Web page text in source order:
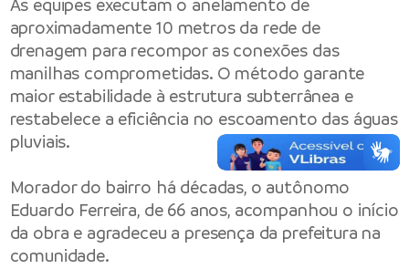
As equipes executam o anelamento de
aproximadamente 10 metros da rede de
drenagem para recompor as conexões das
manilhas comprometidas. O método garante
maior estabilidade à estrutura subterrânea e
restabelece a eficiência no escoamento das águas
pluviais.
Morador do bairro há décadas, o autônomo
Eduardo Ferreira, de 66 anos, acompanhou o início
da obra e agradeceu a presença da prefeitura na
comunidade.